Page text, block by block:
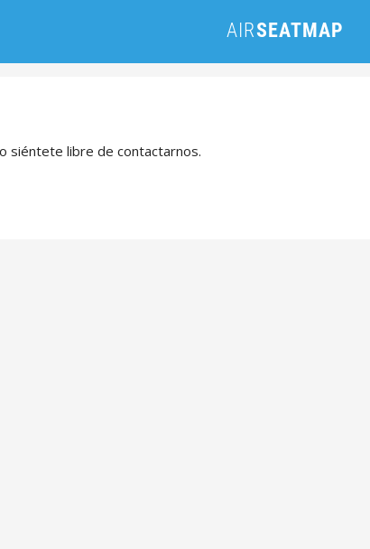
siéntete libre de contactarnos.